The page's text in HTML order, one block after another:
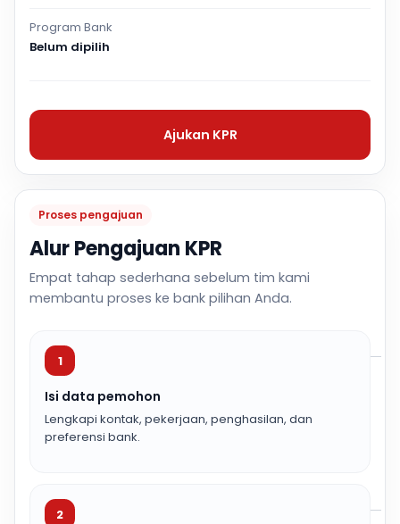
Proses pengajuan
Alur Pengajuan KPR
Empat tahap sederhana sebelum tim kami
membantu proses ke bank pilihan Anda.
1
Isi data pemohon
Lengkapi kontak, pekerjaan, penghasilan, dan
preferensi bank.
2
Program Bank
Belum dipilih
Ajukan KPR